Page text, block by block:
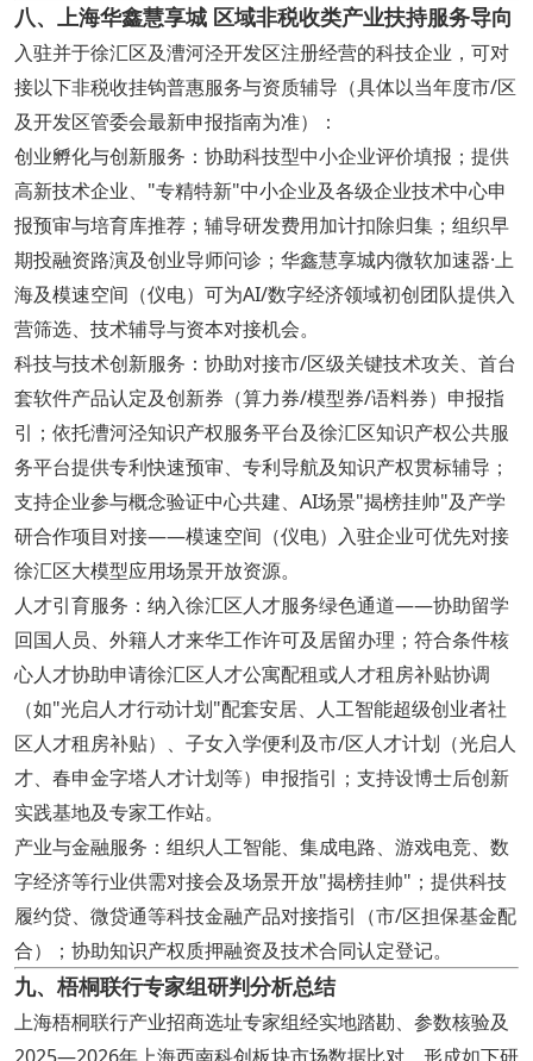
八、上海华鑫慧享城 区域非税收类产业扶持服务导向
入驻并于徐汇区及漕河泾开发区注册经营的科技企业，可对
接以下非税收挂钩普惠服务与资质辅导（具体以当年度市/区
及开发区管委会最新申报指南为准）：
创业孵化与创新服务：协助科技型中小企业评价填报；提供
高新技术企业、"专精特新"中小企业及各级企业技术中心申
报预审与培育库推荐；辅导研发费用加计扣除归集；组织早
期投融资路演及创业导师问诊；华鑫慧享城内微软加速器·上
海及模速空间（仪电）可为AI/数字经济领域初创团队提供入
营筛选、技术辅导与资本对接机会。
科技与技术创新服务：协助对接市/区级关键技术攻关、首台
套软件产品认定及创新券（算力券/模型券/语料券）申报指
引；依托漕河泾知识产权服务平台及徐汇区知识产权公共服
务平台提供专利快速预审、专利导航及知识产权贯标辅导；
支持企业参与概念验证中心共建、AI场景"揭榜挂帅"及产学
研合作项目对接——模速空间（仪电）入驻企业可优先对接
徐汇区大模型应用场景开放资源。
人才引育服务：纳入徐汇区人才服务绿色通道——协助留学
回国人员、外籍人才来华工作许可及居留办理；符合条件核
心人才协助申请徐汇区人才公寓配租或人才租房补贴协调
（如"光启人才行动计划"配套安居、人工智能超级创业者社
区人才租房补贴）、子女入学便利及市/区人才计划（光启人
才、春申金字塔人才计划等）申报指引；支持设博士后创新
实践基地及专家工作站。
产业与金融服务：组织人工智能、集成电路、游戏电竞、数
字经济等行业供需对接会及场景开放"揭榜挂帅"；提供科技
履约贷、微贷通等科技金融产品对接指引（市/区担保基金配
合）；协助知识产权质押融资及技术合同认定登记。
九、梧桐联行专家组研判分析总结
上海梧桐联行产业招商选址专家组经实地踏勘、参数核验及
2025—2026年上海西南科创板块市场数据比对，形成如下研